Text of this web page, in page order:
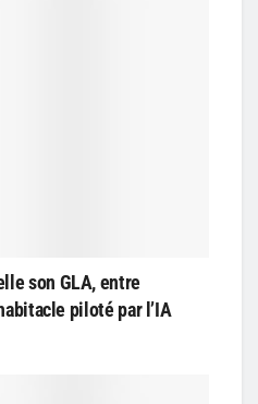
son GLA, entre
piloté par l’IA